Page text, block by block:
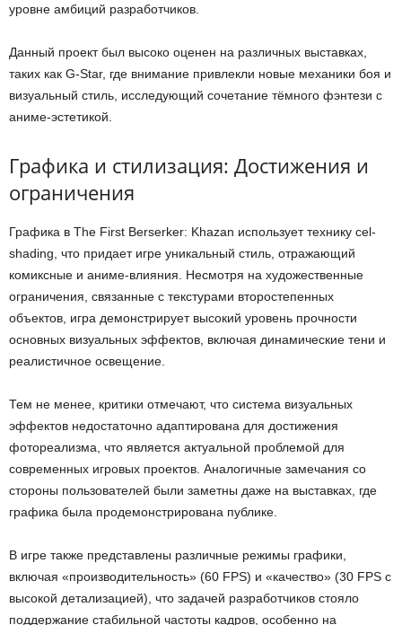
уровне амбиций разработчиков.
Данный проект был высоко оценен на различных выставках,
таких как G-Star, где внимание привлекли новые механики боя и
визуальный стиль, исследующий сочетание тёмного фэнтези с
аниме-эстетикой.
Графика и стилизация: Достижения и
ограничения
Графика в The First Berserker: Khazan использует технику cel-
shading, что придает игре уникальный стиль, отражающий
комиксные и аниме-влияния. Несмотря на художественные
ограничения, связанные с текстурами второстепенных
объектов, игра демонстрирует высокий уровень прочности
основных визуальных эффектов, включая динамические тени и
реалистичное освещение.
Тем не менее, критики отмечают, что система визуальных
эффектов недостаточно адаптирована для достижения
фотореализма, что является актуальной проблемой для
современных игровых проектов. Аналогичные замечания со
стороны пользователей были заметны даже на выставках, где
графика была продемонстрирована публике.
В игре также представлены различные режимы графики,
включая «производительность» (60 FPS) и «качество» (30 FPS с
высокой детализацией), что задачей разработчиков стояло
поддержание стабильной частоты кадров, особенно на